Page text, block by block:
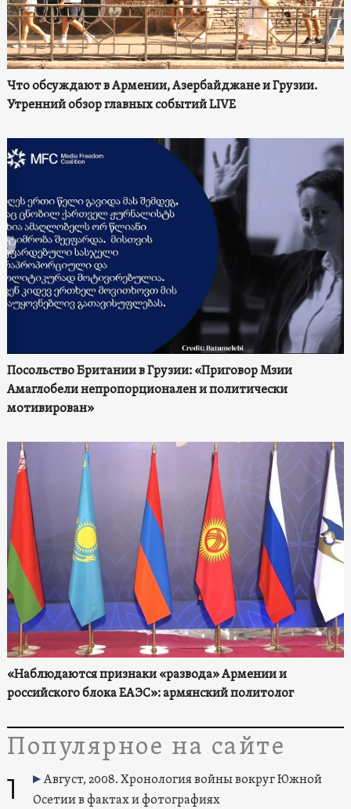
Что обсуждают в Армении, Азербайджане и Грузии.
Утренний обзор главных событий LIVE
Посольство Британии в Грузии: «Приговор Мзии
Амаглобели непропорционален и политически
мотивирован»
«Наблюдаются признаки «развода» Армении и
российского блока ЕАЭС»: армянский политолог
Популярное на сайте
1
Август, 2008. Хронология войны вокруг Южной
Осетии в фактах и фотографиях